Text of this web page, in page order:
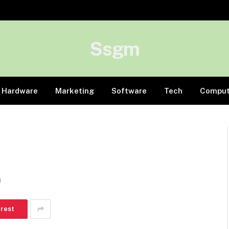
Ssgm
Hardware Marketing Software Tech